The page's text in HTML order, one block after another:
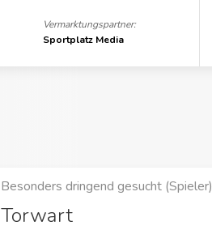
Vermarktungspartner:
Sportplatz Media
Besonders dringend gesucht (Spieler)
Torwart